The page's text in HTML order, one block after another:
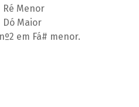
Menor
Dó Maior
em Fá# menor.